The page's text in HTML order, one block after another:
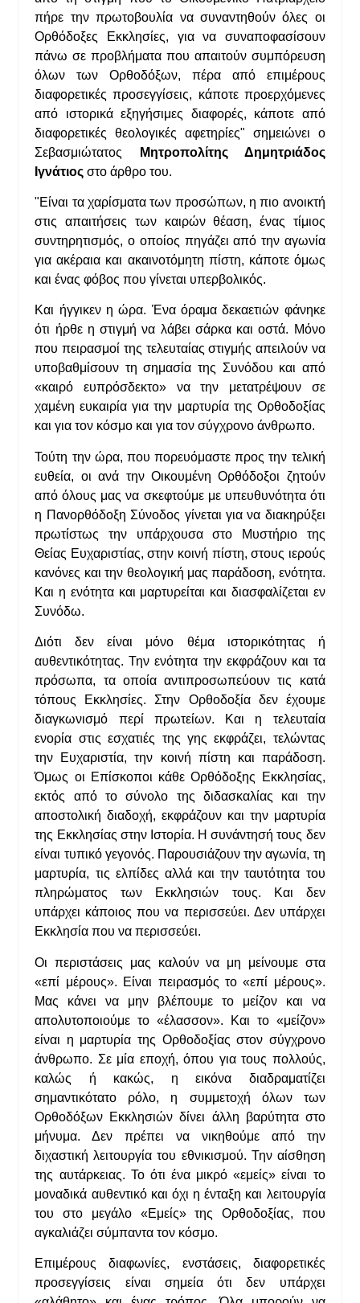
πήρε την πρωτοβουλία να συναντηθούν όλες οι
Ορθόδοξες Εκκλησίες, για να συναποφασίσουν
πάνω σε προβλήματα που απαιτούν συμπόρευση
όλων των Ορθοδόξων, πέρα από επιμέρους
διαφορετικές προσεγγίσεις, κάποτε προερχόμενες
από ιστορικά εξηγήσιμες διαφορές, κάποτε από
διαφορετικές θεολογικές αφετηρίες" σημειώνει ο
Σεβασμιώτατος
Μητροπολίτης Δημητριάδος
Ιγνάτιος στο άρθρο του.
"Είναι τα χαρίσματα των προσώπων, η πιο ανοικτή
στις απαιτήσεις των καιρών θέαση, ένας τίμιος
συντηρητισμός, ο οποίος πηγάζει από την αγωνία
για ακέραια και ακαινοτόμητη πίστη, κάποτε όμως
και ένας φόβος που γίνεται υπερβολικός.
Και ήγγικεν η ώρα. Ένα όραμα δεκαετιών φάνηκε
ότι ήρθε η στιγμή να λάβει σάρκα και οστά. Μόνο
που πειρασμοί της τελευταίας στιγμής απειλούν να
υποβαθμίσουν τη σημασία της Συνόδου και από
«καιρό ευπρόσδεκτο» να την μετατρέψουν σε
χαμένη ευκαιρία για την μαρτυρία της Ορθοδοξίας
και για τον κόσμο και για τον σύγχρονο άνθρωπο.
Τούτη την ώρα, που πορευόμαστε προς την τελική
ευθεία, οι ανά την Οικουμένη Ορθόδοξοι ζητούν
από όλους μας να σκεφτούμε με υπευθυνότητα ότι
η Πανορθόδοξη Σύνοδος γίνεται για να διακηρύξει
πρωτίστως την υπάρχουσα στο Μυστήριο της
Θείας Ευχαριστίας, στην κοινή πίστη, στους ιερούς
κανόνες και την θεολογική μας παράδοση, ενότητα.
Και η ενότητα και μαρτυρείται και διασφαλίζεται εν
Συνόδω.
Διότι δεν είναι μόνο θέμα ιστορικότητας ή
αυθεντικότητας. Την ενότητα την εκφράζουν και τα
πρόσωπα, τα οποία αντιπροσωπεύουν τις κατά
τόπους Εκκλησίες. Στην Ορθοδοξία δεν έχουμε
διαγκωνισμό περί πρωτείων. Και η τελευταία
ενορία στις εσχατιές της γης εκφράζει, τελώντας
την Ευχαριστία, την κοινή πίστη και παράδοση.
Όμως οι Επίσκοποι κάθε Ορθόδοξης Εκκλησίας,
εκτός από το σύνολο της διδασκαλίας και την
αποστολική διαδοχή, εκφράζουν και την μαρτυρία
της Εκκλησίας στην Ιστορία. Η συνάντησή τους δεν
είναι τυπικό γεγονός. Παρουσιάζουν την αγωνία, τη
μαρτυρία, τις ελπίδες αλλά και την ταυτότητα του
πληρώματος των Εκκλησιών τους. Και δεν
υπάρχει κάποιος που να περισσεύει. Δεν υπάρχει
Εκκλησία που να περισσεύει.
Οι περιστάσεις μας καλούν να μη μείνουμε στα
«επί μέρους». Είναι πειρασμός το «επί μέρους».
Μας κάνει να μην βλέπουμε το μείζον και να
απολυτοποιούμε το «έλασσον». Και το «μείζον»
είναι η μαρτυρία της Ορθοδοξίας στον σύγχρονο
άνθρωπο. Σε μία εποχή, όπου για τους πολλούς,
καλώς ή κακώς, η εικόνα διαδραματίζει
σημαντικότατο ρόλο, η συμμετοχή όλων των
Ορθοδόξων Εκκλησιών δίνει άλλη βαρύτητα στο
μήνυμα. Δεν πρέπει να νικηθούμε από την
διχαστική λειτουργία του εθνικισμού. Την αίσθηση
της αυτάρκειας. Το ότι ένα μικρό «εμείς» είναι το
μοναδικά αυθεντικό και όχι η ένταξη και λειτουργία
του στο μεγάλο «Εμείς» της Ορθοδοξίας, που
αγκαλιάζει σύμπαντα τον κόσμο.
Επιμέρους διαφωνίες, ενστάσεις, διαφορετικές
προσεγγίσεις είναι σημεία ότι δεν υπάρχει